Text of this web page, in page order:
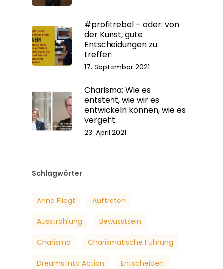
#profitrebel – oder: von
der Kunst, gute
Entscheidungen zu
treffen
17. September 2021
Charisma: Wie es
entsteht, wie wir es
entwickeln können, wie es
vergeht
23. April 2021
Schlagwörter
Anna Fliegt Auftreten
Ausstrahlung Bewusstsein
Charisma Charismatische Führung
Dreams Into Action Entscheiden